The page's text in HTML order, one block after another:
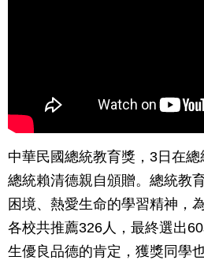
中華民國總統教育獎，3日在
總統賴清德親自頒贈。總統教
困境、熱愛生命的學習精神，
各校共推薦326人，最終選出
生優良品德的肯定，獲獎同學